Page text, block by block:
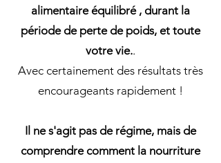
alimentaire équilibré , durant la
période de perte de poids, et toute
votre vie..
Avec certainement des résultats très
encourageants rapidement !
Il ne s'agit pas de régime, mais de
comprendre comment la nourriture